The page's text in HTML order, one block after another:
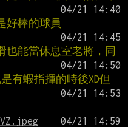
好棒的球員
也能當休息室老將，同
有蝦指揮的時後XD但